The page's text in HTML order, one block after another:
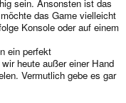
sein. Ansonsten ist das
das Game vielleicht
Konsole oder auf einem
ein perfekt
heute außer einer Hand
Vermutlich gebe es gar